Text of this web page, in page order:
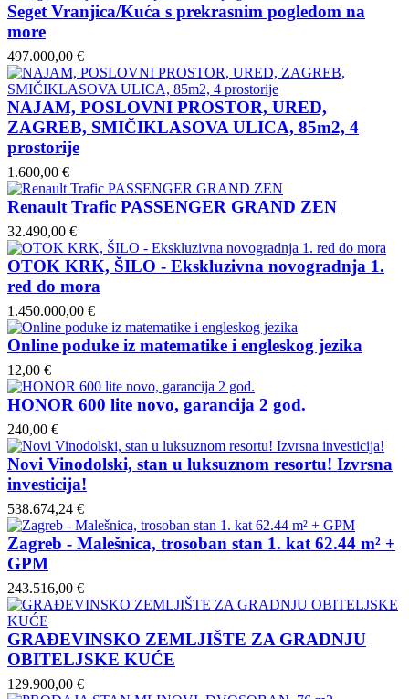
Seget Vranjica/Kuća s prekrasnim pogledom na
more
497.000,00 €
NAJAM, POSLOVNI PROSTOR, URED,
ZAGREB, SMIČIKLASOVA ULICA, 85m2, 4
prostorije
1.600,00 €
Renault Trafic PASSENGER GRAND ZEN
32.490,00 €
OTOK KRK, ŠILO - Ekskluzivna novogradnja 1.
red do mora
1.450.000,00 €
Online poduke iz matematike i engleskog jezika
12,00 €
HONOR 600 lite novo, garancija 2 god.
240,00 €
Novi Vinodolski, stan u luksuznom resortu! Izvrsna
investicija!
538.674,24 €
Zagreb - Malešnica, trosoban stan 1. kat 62.44 m² +
GPM
243.516,00 €
GRAĐEVINSKO ZEMLJIŠTE ZA GRADNJU
OBITELJSKE KUĆE
129.900,00 €